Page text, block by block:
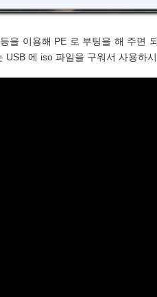
을 이용해 PE 로 부팅을 해 주면
USB 에 iso 파일을 구워서 사용하